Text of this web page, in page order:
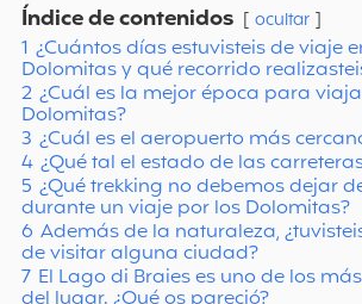
Índice de contenidos ocultar
1 ¿Cuántos días estuvisteis de viaje
Dolomitas y qué recorrido
2 ¿Cuál es la mejor época para
Dolomitas?
3 ¿Cuál es el aeropuerto más
4 ¿Qué tal el estado de las
5 ¿Qué trekking no debemos dejar
durante un viaje por los Dolomitas?
6 Además de la naturaleza,
de visitar alguna ciudad?
7 El Lago di Braies es uno de los